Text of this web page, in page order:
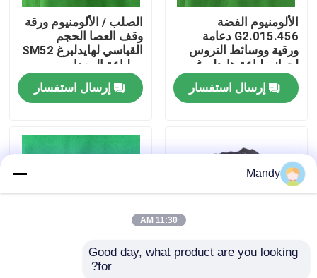
مراقبة الجودة
اتصل بنا
القضايا
الألومنيوم الفضة
G2.015.456 دعامة
ورقية ووسائط التروس
لجهاز طباعة هايدلبرغ
SM52
إرسال استفسار
الصلب / الألومنيوم ورقة
وقف العصا الحجم
القياسي لهايدلبرغ SM52
مطباعة المعدات
إرسال استفسار
الحجم القياسي رولاند
Mandy
11:30 AM
Good day, what product are you looking
for?